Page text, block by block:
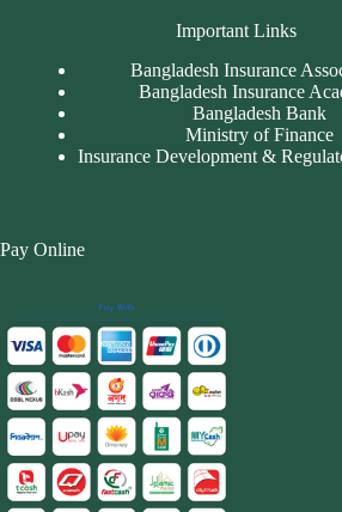
Important Links
Bangladesh Insurance
Bangladesh Insurance
Bangladesh Bank
Ministry of Finance
Insurance Development &
Pay Online